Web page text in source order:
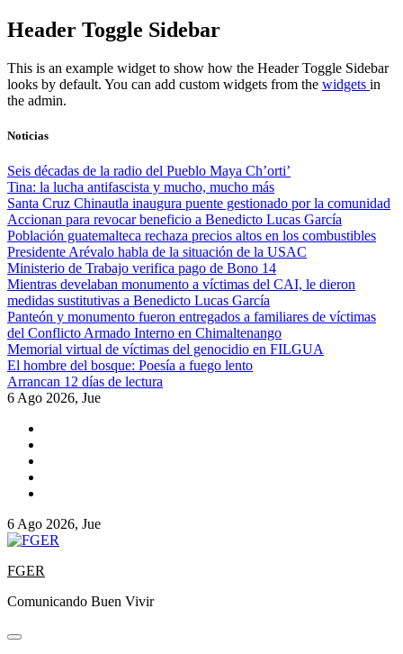
Skip
to
Header Toggle Sidebar
This is an example widget to show how the Header Toggle Sidebar
looks by default. You can add custom widgets from the widgets in
the admin.
Noticias
Seis décadas de la radio del Pueblo Maya Ch’orti’
Tina: la lucha antifascista y mucho, mucho más
Santa Cruz Chinautla inaugura puente gestionado por la comunidad
Accionan para revocar beneficio a Benedicto Lucas García
Población guatemalteca rechaza precios altos en los combustibles
Presidente Arévalo habla de la situación de la USAC
Ministerio de Trabajo verifica pago de Bono 14
Mientras develaban monumento a víctimas del CAI, le dieron
medidas sustitutivas a Benedicto Lucas García
Panteón y monumento fueron entregados a familiares de víctimas
del Conflicto Armado Interno en Chimaltenango
Memorial virtual de víctimas del genocidio en FILGUA
El hombre del bosque: Poesía a fuego lento
Arrancan 12 días de lectura
6 Ago 2026, Jue
6 Ago 2026, Jue
FGER
Comunicando Buen Vivir